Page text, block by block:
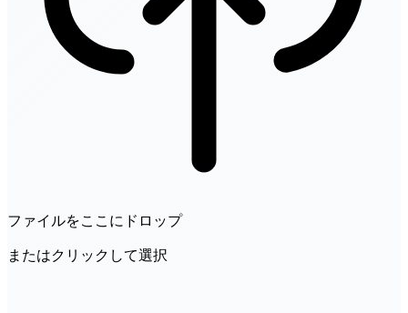
ファイルをここにドロップ
またはクリックして選択